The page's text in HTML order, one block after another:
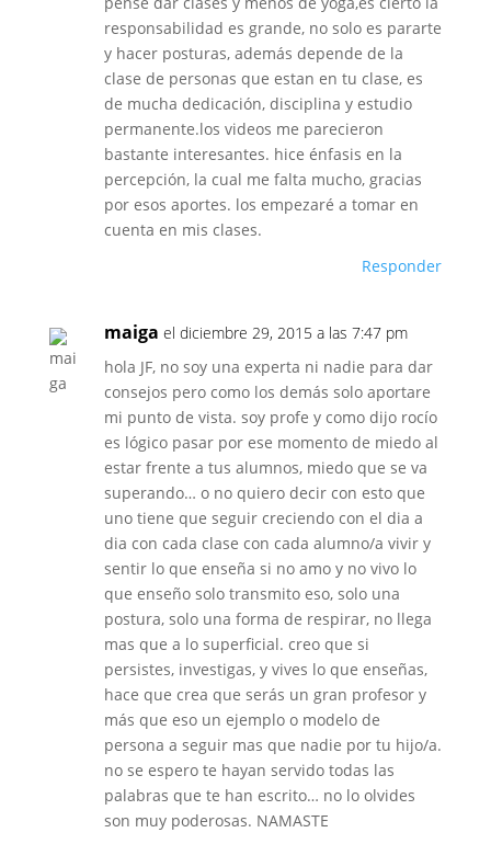
responsabilidad es grande, no solo es pararte
y hacer posturas, además depende de la
clase de personas que estan en tu clase, es
de mucha dedicación, disciplina y estudio
permanente.los videos me parecieron
bastante interesantes. hice énfasis en la
percepción, la cual me falta mucho, gracias
por esos aportes. los empezaré a tomar en
cuenta en mis clases.
Responder
maiga el diciembre 29, 2015 a las 7:47 pm
hola JF, no soy una experta ni nadie para dar
consejos pero como los demás solo aportare
mi punto de vista. soy profe y como dijo rocío
es lógico pasar por ese momento de miedo al
estar frente a tus alumnos, miedo que se va
superando… o no quiero decir con esto que
uno tiene que seguir creciendo con el dia a
dia con cada clase con cada alumno/a vivir y
sentir lo que enseña si no amo y no vivo lo
que enseño solo transmito eso, solo una
postura, solo una forma de respirar, no llega
mas que a lo superficial. creo que si
persistes, investigas, y vives lo que enseñas,
hace que crea que serás un gran profesor y
más que eso un ejemplo o modelo de
persona a seguir mas que nadie por tu hijo/a.
no se espero te hayan servido todas las
palabras que te han escrito… no lo olvides
son muy poderosas. NAMASTE